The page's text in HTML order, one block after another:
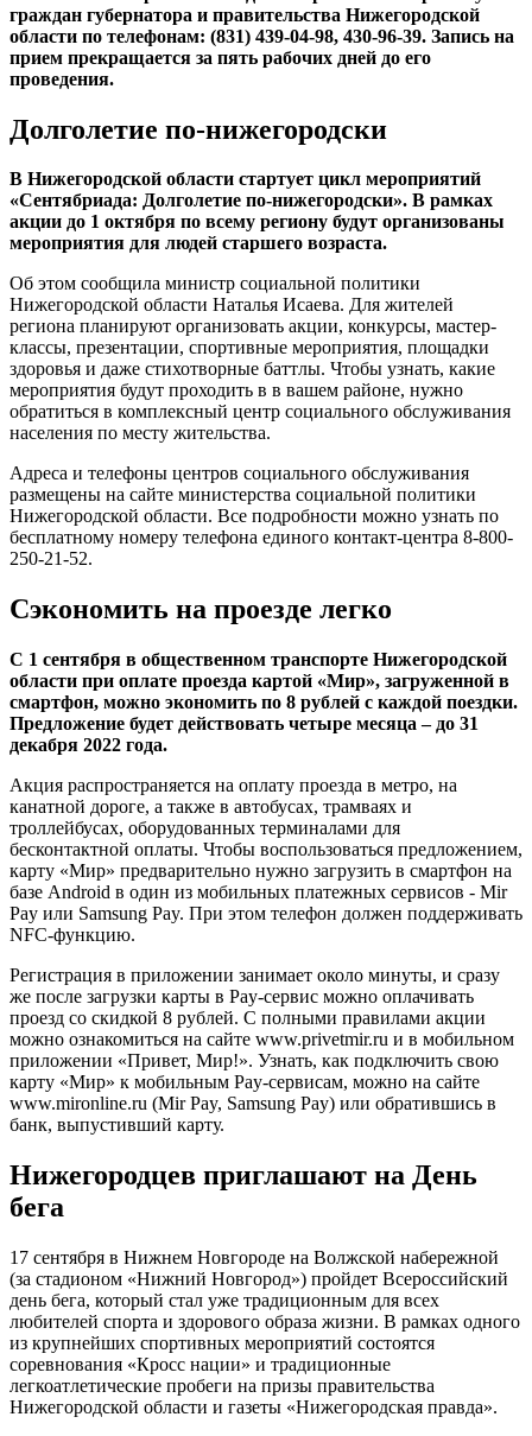
граждан губернатора и правительства Нижегородской
области по телефонам: (831) 439-04-98, 430-96-39. Запись на
прием прекращается за пять рабочих дней до его
проведения.
Долголетие по-нижегородски
В Нижегородской области стартует цикл мероприятий
«Сентябриада: Долголетие по-нижегородски». В рамках
акции до 1 октября по всему региону будут организованы
мероприятия для людей старшего возраста.
Об этом сообщила министр социальной политики
Нижегородской области Наталья Исаева. Для жителей
региона планируют организовать акции, конкурсы, мастер-
классы, презентации, спортивные мероприятия, площадки
здоровья и даже стихотворные баттлы. Чтобы узнать, какие
мероприятия будут проходить в в вашем районе, нужно
обратиться в комплексный центр социального обслуживания
населения по месту жительства.
Адреса и телефоны центров социального обслуживания
размещены на сайте министерства социальной политики
Нижегородской области. Все подробности можно узнать по
бесплатному номеру телефона единого контакт-центра 8-800-
250-21-52.
Сэкономить на прoезде легко
С 1 сентября в общественном транспорте Нижегородской
области при оплате проезда картой «Мир», загруженной в
смартфон, можно экономить по 8 рублей с каждой поездки.
Предложение будет действовать четыре месяца – до 31
декабря 2022 года.
Акция распространяется на оплату проезда в метро, на
канатной дороге, а также в автобусах, трамваях и
троллейбусах, оборудованных терминалами для
бесконтактной оплаты. Чтобы воспользоваться предложением,
карту «Мир» предварительно нужно загрузить в смартфон на
базе Android в один из мобильных платежных сервисов - Mir
Pay или Samsung Pay. При этом телефон должен поддерживать
NFC-функцию.
Регистрация в приложении занимает около минуты, и сразу
же после загрузки карты в Pay-сервис можно оплачивать
проезд со скидкой 8 рублей. С полными правилами акции
можно ознакомиться на сайте www.privetmir.ru и в мобильном
приложении «Привет, Мир!». Узнать, как подключить свою
карту «Мир» к мобильным Pay-сервисам, можно на сайте
www.mironline.ru (Mir Pay, Samsung Pay) или обратившись в
банк, выпустивший карту.
Нижегородцев приглашают на День
бега
17 сентября в Нижнем Новгороде на Волжской набережной
(за стадионом «Нижний Новгород») пройдет Всероссийский
день бега, который стал уже традиционным для всех
любителей спорта и здорового образа жизни. В рамках одного
из крупнейших спортивных мероприятий состоятся
соревнования «Кросс нации» и традиционные
легкоатлетические пробеги на призы правительства
Нижегородской области и газеты «Нижегородская правда».